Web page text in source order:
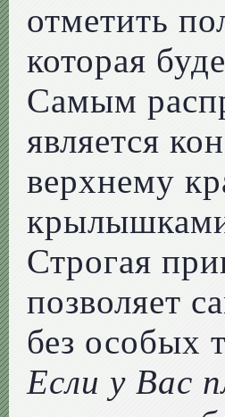
отметить
которая
Самым
является
верхнему
Строгая
позволяет
без особых
Если у Вас